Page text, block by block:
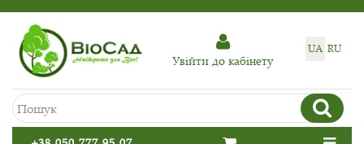
UA RU
Увiйти до кабiнету